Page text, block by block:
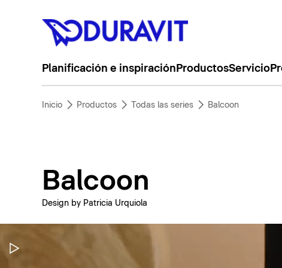
Planificación e inspiración ProductosServicio
Inicio Productos Todas las series Balcoon
Balcoon
Design by Patricia Urquiola
Pausar vídeo